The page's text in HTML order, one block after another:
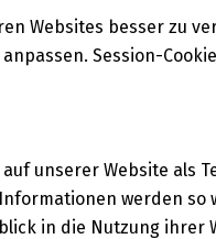
Websites besser zu
Session-
unserer Website als
werden
in die Nutzung ihrer